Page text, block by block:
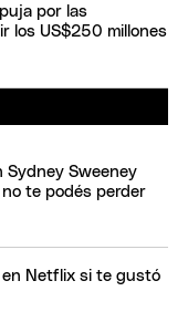
por las
los US$250 millones
Sydney Sweeney
te podés perder
en Netflix si te gustó